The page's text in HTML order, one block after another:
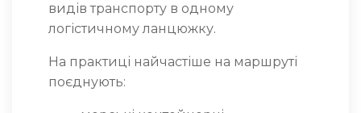
видів транспорту в одному
логістичному ланцюжку.
На практиці найчастіше на маршруті
поєднують: